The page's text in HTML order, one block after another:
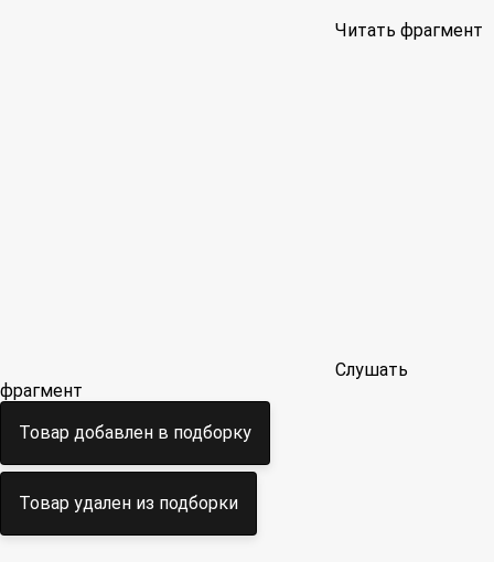
Читать фрагмент
Слушать
фрагмент
Товар добавлен в подборку
Товар удален из подборки